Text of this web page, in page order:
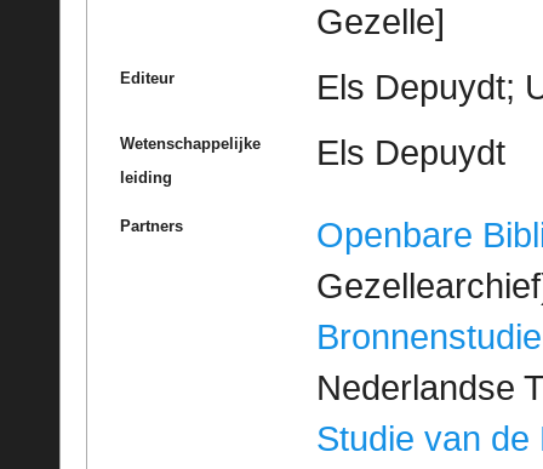
Gezelle]
Editeur Els Depuydt;
Wetenschappelijke
leiding
Els Depuydt
Partners
Openbare
Bronnenstudie
Nederlandse
Studie van de